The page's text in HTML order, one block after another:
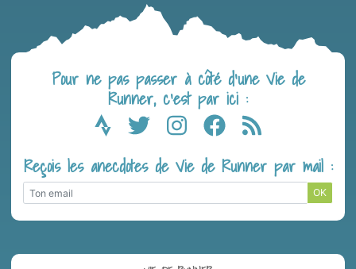
Pour ne pas passer à côté d’une Vie de
Runner, c’est par ici :
Reçois les anecdotes de Vie de Runner par mail :
OK